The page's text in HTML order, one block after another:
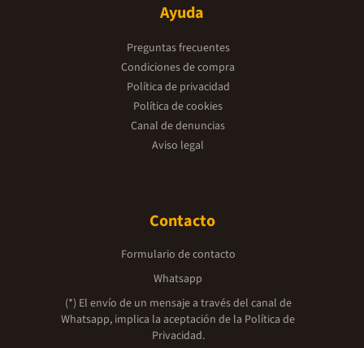
Ayuda
Preguntas frecuentes
Condiciones de compra
Política de privacidad
Política de cookies
Canal de denuncias
Aviso legal
Contacto
Formulario de contacto
Whatsapp
(*) El envío de un mensaje a través del canal de
Whatsapp, implica la aceptación de la Política de
Privacidad.